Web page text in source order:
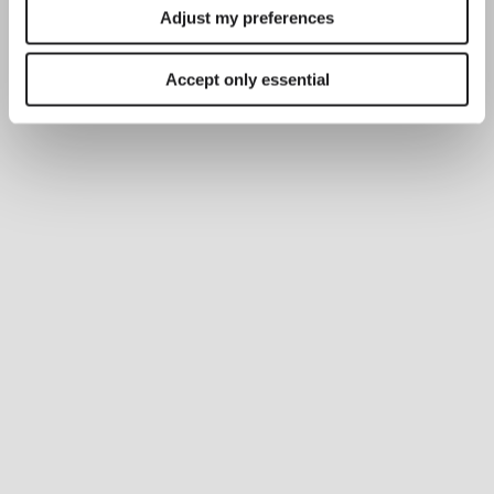
Adjust my preferences
Accept only essential